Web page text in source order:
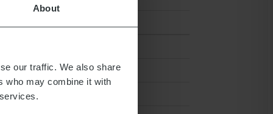
About
our traffic. We also share
who may combine it with